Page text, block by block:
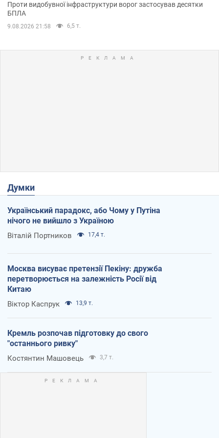
Проти видобувної інфраструктури ворог застосував десятки
БПЛА
9.08.2026 21:58 6,5 т.
Думки
Український парадокс, або Чому у Путіна
нічого не вийшло з Україною
Віталій Портников 17,4 т.
Москва висуває претензії Пекіну: дружба
перетворюється на залежність Росії від
Китаю
Віктор Каспрук 13,9 т.
Кремль розпочав підготовку до свого
"останнього ривку"
Костянтин Машовець 3,7 т.